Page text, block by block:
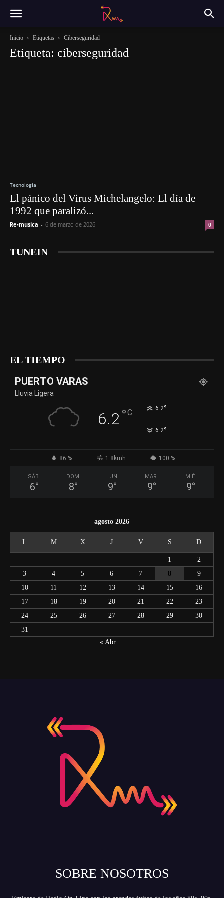
Inicio Etiquetas Ciberseguridad
Etiqueta: ciberseguridad
Tecnología
El pánico del Virus Michelangelo: El día de
1992 que paralizó...
Re-musica - 6 de marzo de 2026 0
TUNEIN
EL TIEMPO
PUERTO VARAS
Lluvia Ligera
6.2°C 6.2°
6.2°
86 % 1.8kmh 100 %
SÁB
6°
DOM
8°
LUN
9°
MAR
9°
MIÉ
9°
agosto 2026
L M X J V S D
1
2
3
4 5 6 7 8
9
10
11 12 13 14 15
16
17
18 19 20 21 22
23
24
25 26 27 28 29
30
31
« Abr
SOBRE NOSOTROS